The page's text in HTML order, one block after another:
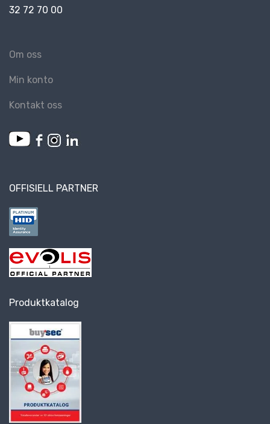
32 72 70 00
Om oss
Min konto
Kontakt oss
OFFISIELL PARTNER
Produktkatalog